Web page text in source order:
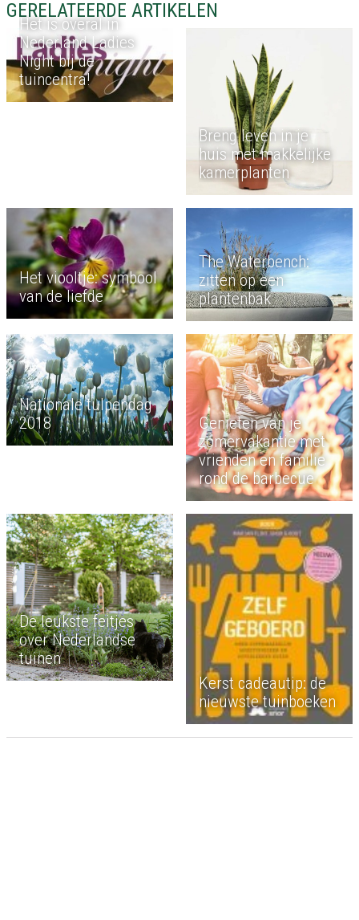
GERELATEERDE ARTIKELEN
Het is overal in
Nederland Ladies
Night bij de
tuincentra!
Breng leven in je
huis met makkelijke
kamerplanten
Het viooltje: symbool
van de liefde
The Waterbench:
zitten op een
plantenbak
Nationale tulpendag
2018
Genieten van je
zomervakantie met
vrienden en familie
rond de barbecue
De leukste feitjes
over Nederlandse
tuinen
Kerst cadeautip: de
nieuwste tuinboeken